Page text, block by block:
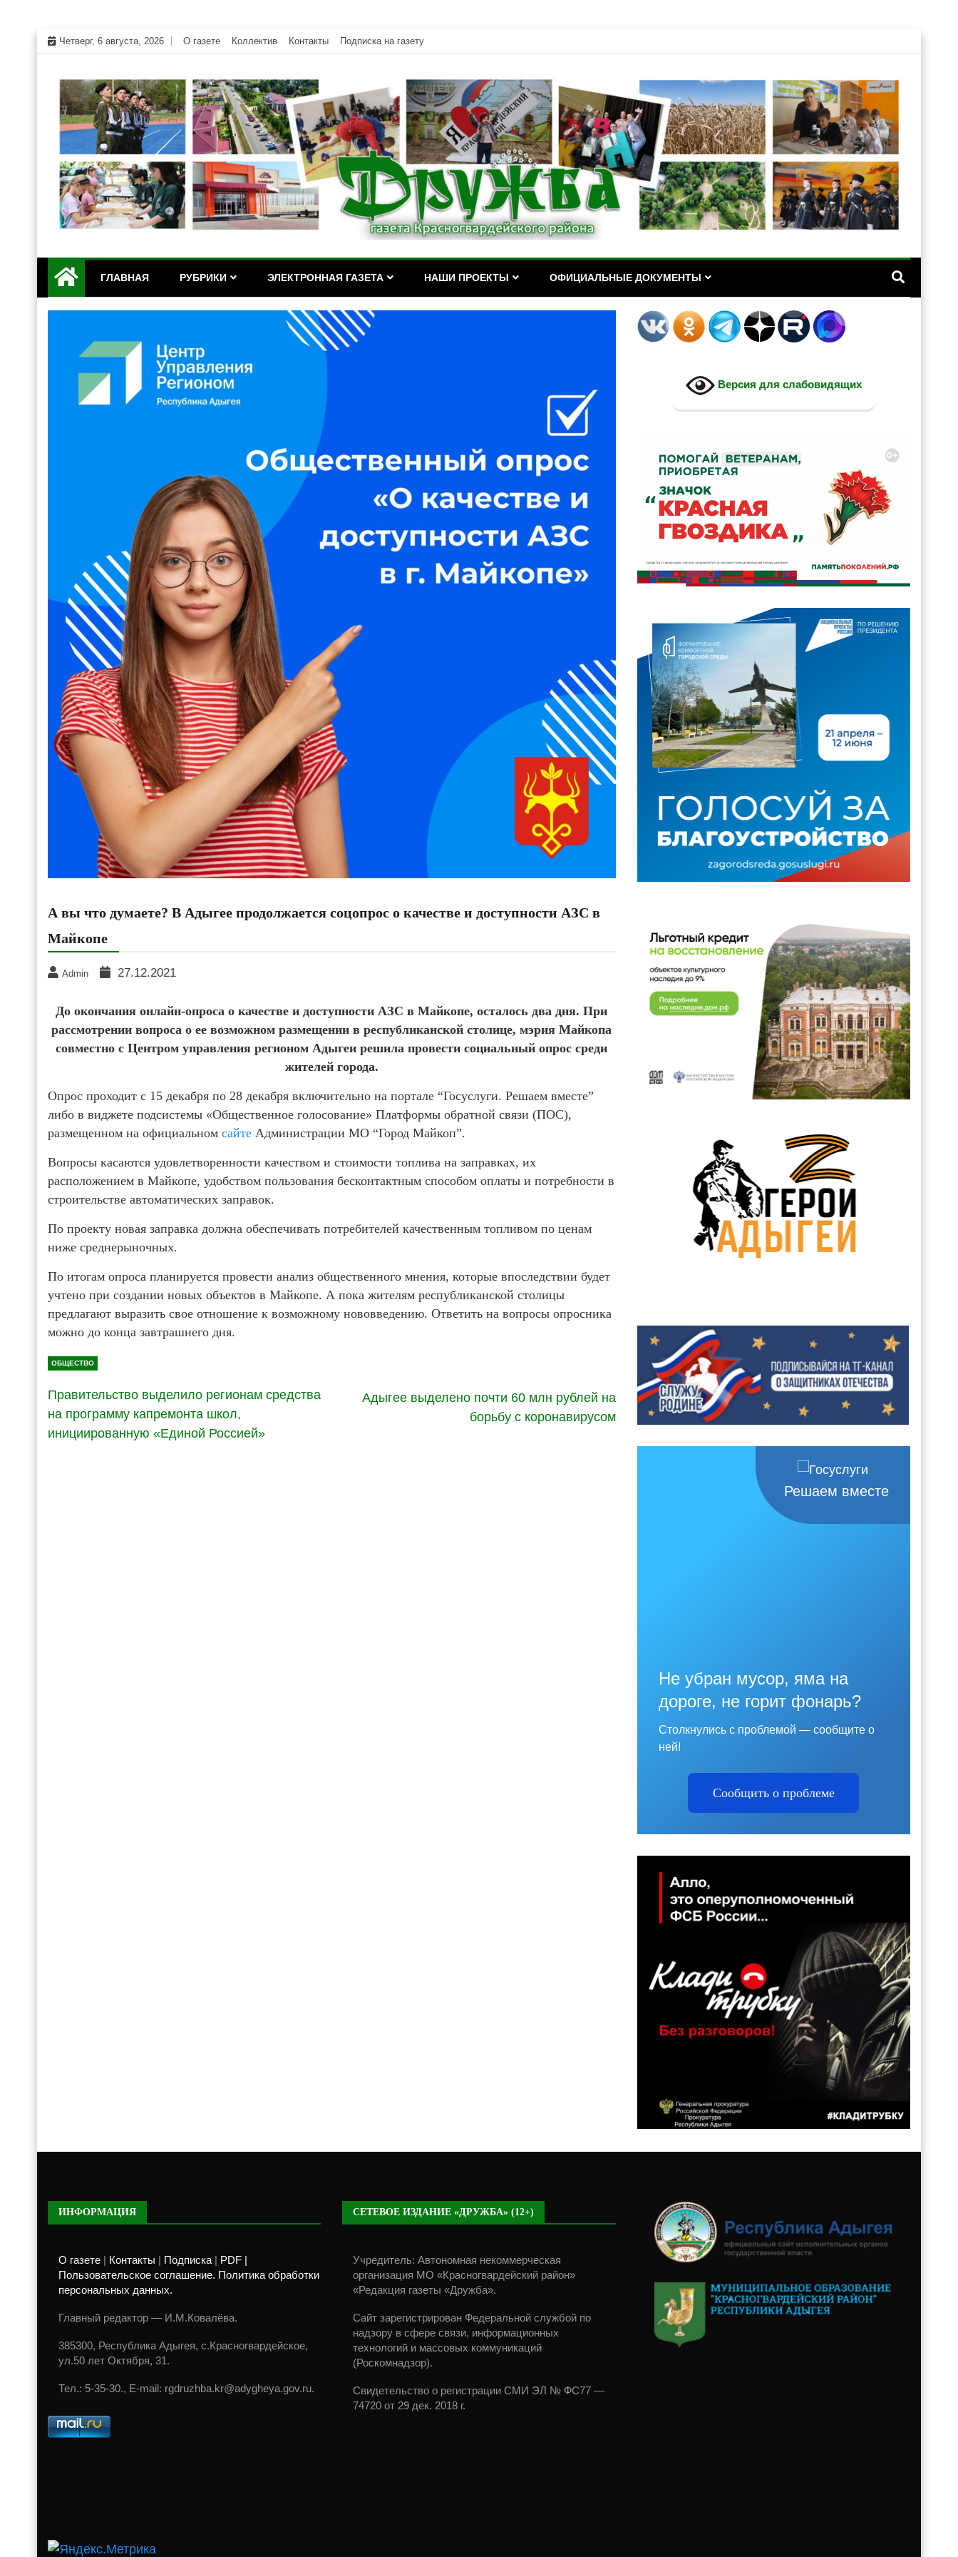
Skip
to
content
Четверг, 6 августа, 2026 О газете Коллектив Контакты Подписка на газету
"Дружба" — газета Красногвардейского района РА
ГЛАВНАЯ РУБРИКИ ЭЛЕКТРОННАЯ ГАЗЕТА НАШИ ПРОЕКТЫ ОФИЦИАЛЬНЫЕ ДОКУМЕНТЫ
А вы что думаете? В Адыгее продолжается соцопрос о качестве и доступности АЗС в
Майкопе
Admin 27.12.2021
До окончания онлайн-опроса о качестве и доступности АЗС в Майкопе, осталось два дня. При
рассмотрении вопроса о ее возможном размещении в республиканской столице, мэрия Майкопа
совместно с Центром управления регионом Адыгеи решила провести социальный опрос среди
жителей города.
Опрос проходит с 15 декабря по 28 декабря включительно на портале “Госуслуги. Решаем вместе”
либо в виджете подсистемы «Общественное голосование» Платформы обратной связи (ПОС),
размещенном на официальном сайте Администрации МО “Город Майкоп”.
Вопросы касаются удовлетворенности качеством и стоимости топлива на заправках, их
расположением в Майкопе, удобством пользования бесконтактным способом оплаты и потребности в
строительстве автоматических заправок.
По проекту новая заправка должна обеспечивать потребителей качественным топливом по ценам
ниже среднерыночных.
По итогам опроса планируется провести анализ общественного мнения, которые впоследствии будет
учтено при создании новых объектов в Майкопе. А пока жителям республиканской столицы
предлагают выразить свое отношение к возможному нововведению. Ответить на вопросы опросника
можно до конца завтрашнего дня.
ОБЩЕСТВО
Правительство выделило регионам средства
на программу капремонта школ,
инициированную «Единой Россией»
Адыгее выделено почти 60 млн рублей на
борьбу с коронавирусом
Версия для слабовидящих
Решаем вместе
Не убран мусор, яма на
дороге, не горит фонарь?
Столкнулись с проблемой — сообщите о
ней!
Сообщить о проблеме
ИНФОРМАЦИЯ
О газете Контакты Подписка
PDF |
Пользовательское соглашение. Политика обработки
персональных данных.
Главный редактор — И.М.Ковалёва.
385300, Республика Адыгея, с.Красногвардейское,
ул.50 лет Октября, 31.
Тел.: 5-35-30., E-mail: rgdruzhba.kr@adygheya.gov.ru.
СЕТЕВОЕ ИЗДАНИЕ «ДРУЖБА» (12+)
Учредитель: Автономная некоммерческая
организация МО «Красногвардейский район»
«Редакция газеты «Дружба».
Сайт зарегистрирован Федеральной службой по
надзору в сфере связи, информационных
технологий и массовых коммуникаций
(Роскомнадзор).
Свидетельство о регистрации СМИ ЭЛ № ФС77 —
74720 от 29 дек. 2018 г.